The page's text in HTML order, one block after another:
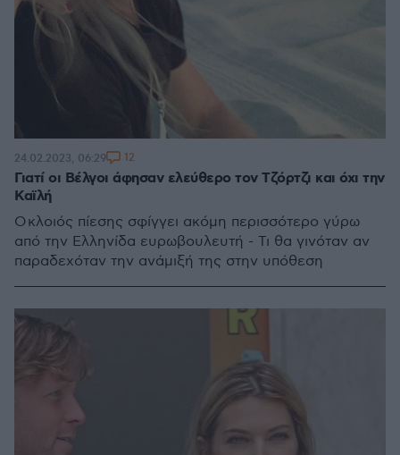
Γιατί οι Βέλγοι άφησαν ελεύθερο τον Τζόρτζι και όχι την
Καϊλή
Ο κλοιός πίεσης σφίγγει ακόμη περισσότερο γύρω
από την Ελληνίδα ευρωβουλευτή - Τι θα γινόταν αν
παραδεχόταν την ανάμιξή της στην υπόθεση
24.02.2023, 06:29 12